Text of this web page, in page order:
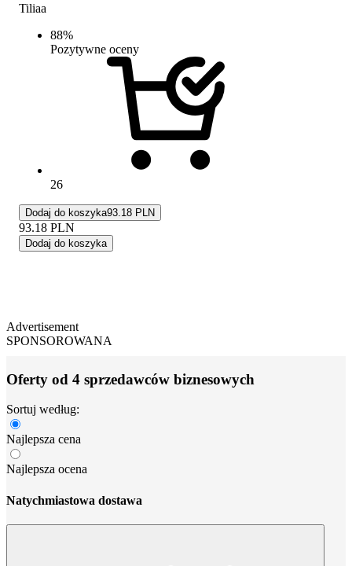
Tiliaa
88%
Pozytywne oceny
26
Dodaj do koszyka93.18 PLN
93.18 PLN
Dodaj do koszyka
Advertisement
SPONSOROWANA
Oferty od 4 sprzedawców biznesowych
Sortuj według:
Najlepsza cena
Najlepsza ocena
Natychmiastowa dostawa